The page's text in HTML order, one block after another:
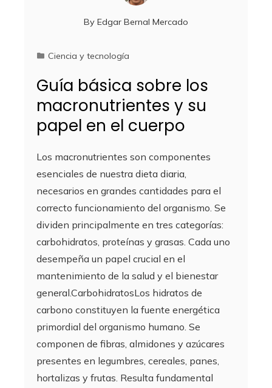
By Edgar Bernal Mercado
Ciencia y tecnología
Guía básica sobre los
macronutrientes y su
papel en el cuerpo
Los macronutrientes son componentes
esenciales de nuestra dieta diaria,
necesarios en grandes cantidades para el
correcto funcionamiento del organismo. Se
dividen principalmente en tres categorías:
carbohidratos, proteínas y grasas. Cada uno
desempeña un papel crucial en el
mantenimiento de la salud y el bienestar
general.CarbohidratosLos hidratos de
carbono constituyen la fuente energética
primordial del organismo humano. Se
componen de fibras, almidones y azúcares
presentes en legumbres, cereales, panes,
hortalizas y frutas. Resulta fundamental